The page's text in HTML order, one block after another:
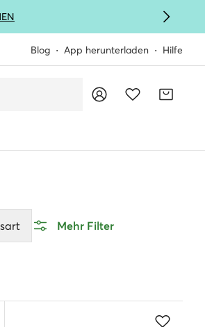
Blog App herunterladen Hilfe
Mehr Filter